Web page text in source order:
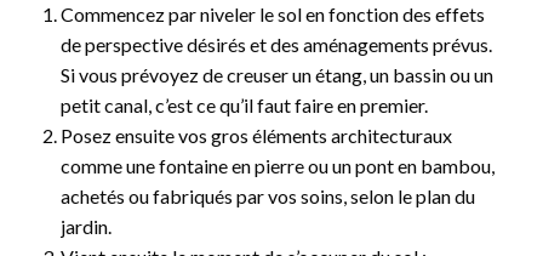
Commencez par niveler le sol en fonction des effets
de perspective désirés et des aménagements prévus.
Si vous prévoyez de creuser un étang, un bassin ou un
petit canal, c’est ce qu’il faut faire en premier.
Posez ensuite vos gros éléments architecturaux
comme une fontaine en pierre ou un pont en bambou,
achetés ou fabriqués par vos soins, selon le plan du
jardin.